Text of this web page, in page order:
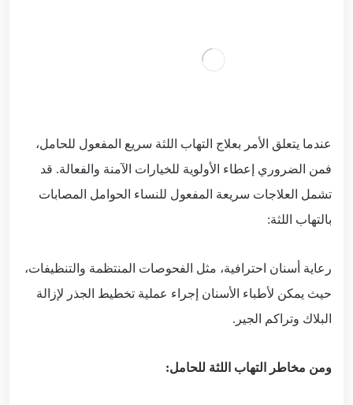
عندما يتعلق الأمر بعلاج التهاب اللثة سريع المفعول للحامل،
فمن الضروري إعطاء الأولوية للخيارات الآمنة والفعالة. قد
تشمل العلاجات سريعة المفعول للنساء الحوامل المصابات
بالتهاب اللثة:
رعاية أسنان احترافية، مثل الفحوصات المنتظمة والتنظيفات،
حيث يمكن لأطباء الأسنان إجراء عملية تخطيط الجذر لإزالة
البلاك وتراكم الجير.
ومن مخاطر التهاب اللثة للحامل: